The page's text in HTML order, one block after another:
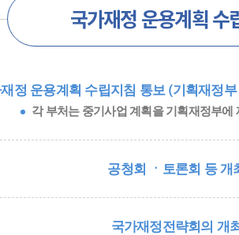
국가재정 운용계획 수
정 운용계획 수립지침 통보 (기획재정
각 부처는 중기사업 계획을 기획재정부에
공청회 ㆍ토론회 등 개
국가재정전략회의 개최